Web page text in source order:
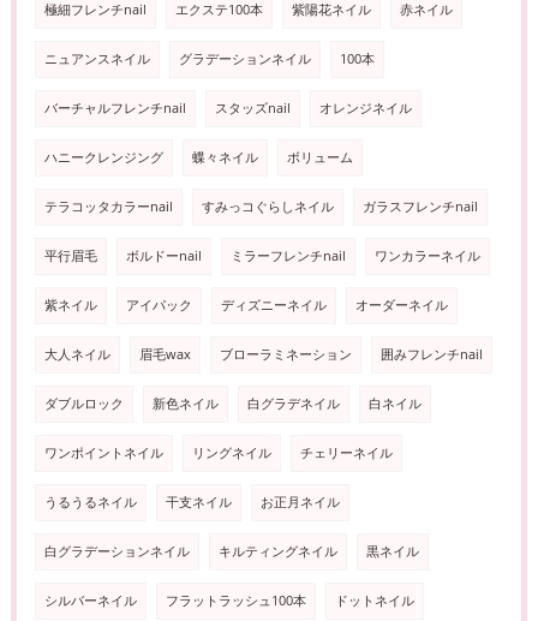
極細フレンチnail エクステ100本 紫陽花ネイル 赤ネイル
ニュアンスネイル グラデーションネイル 100本
バーチャルフレンチnail スタッズnail オレンジネイル
ハニークレンジング 蝶々ネイル ボリューム
テラコッタカラーnail すみっコぐらしネイル ガラスフレンチnail
平行眉毛 ボルドーnail ミラーフレンチnail ワンカラーネイル
紫ネイル アイパック ディズニーネイル オーダーネイル
大人ネイル 眉毛wax ブローラミネーション 囲みフレンチnail
ダブルロック 新色ネイル 白グラデネイル 白ネイル
ワンポイントネイル リングネイル チェリーネイル
うるうるネイル 干支ネイル お正月ネイル
白グラデーションネイル キルティングネイル 黒ネイル
シルバーネイル フラットラッシュ100本 ドットネイル